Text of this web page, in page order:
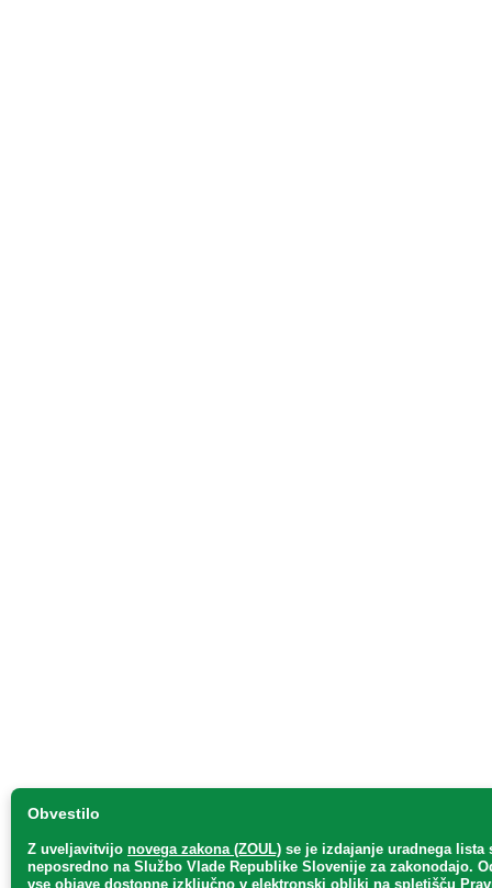
Obvestilo
Z uveljavitvijo novega zakona (ZOUL) se je izdajanje uradnega lista
neposredno na Službo Vlade Republike Slovenije za zakonodajo.
vse objave dostopne izključno v elektronski obliki na spletišču